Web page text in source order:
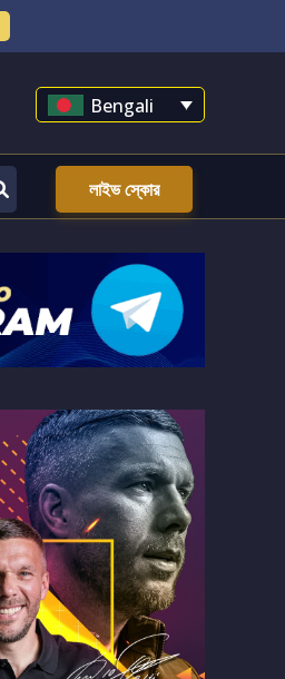
Bengali
লাইভ স্কোর